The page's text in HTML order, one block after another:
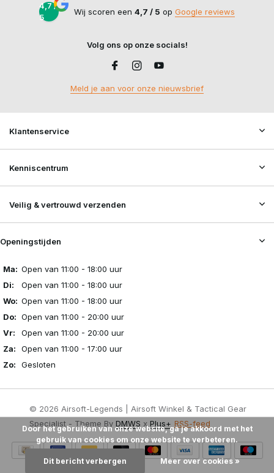
4,7 /
5
Wij scoren een 4,7 / 5 op Google reviews
Volg ons op onze socials!
Meld je aan voor onze nieuwsbrief
Klantenservice
Kenniscentrum
Veilig & vertrouwd verzenden
Openingstijden
Ma: Open van 11:00 - 18:00 uur
Di:
Open van 11:00 - 18:00 uur
Wo: Open van 11:00 - 18:00 uur
Do: Open van 11:00 - 20:00 uur
Vr:
Open van 11:00 - 20:00 uur
Za:
Open van 11:00 - 17:00 uur
Zo:
Gesloten
© 2026 Airsoft-Legends | Airsoft Winkel & Tactical Gear
Specialist - Theme By DMWS x Plus+ RSS-feed
Door het gebruiken van onze website, ga je akkoord met het
gebruik van cookies om onze website te verbeteren.
Dit bericht verbergen Meer over cookies »